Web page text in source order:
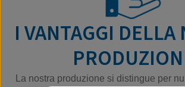
I VANTAGGI DELLA
La nostra produzione si distingue per